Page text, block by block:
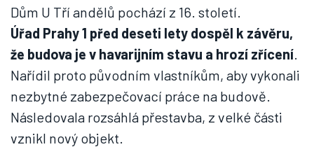
Dům U Tří andělů pochází z 16. století.
Úřad Prahy 1 před deseti lety dospěl k závěru,
že budova je v havarijním stavu a hrozí zřícení.
Nařídil proto původním vlastníkům, aby vykonali
nezbytné zabezpečovací práce na budově.
Následovala rozsáhlá přestavba, z velké části
vznikl nový objekt.